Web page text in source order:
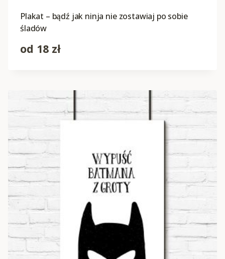
Plakat – bądź jak ninja nie zostawiaj po sobie
śladów
od 18 zł